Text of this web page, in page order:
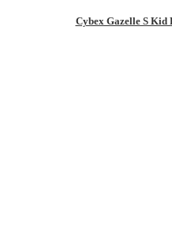
Cybex Gazelle S